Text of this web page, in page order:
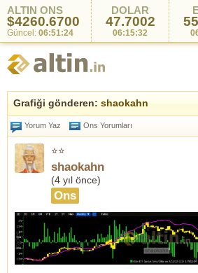
ALTIN ONS
$4260.6700
Güncel: 06:51:24
DOLAR
47.7002
06:15:32
Grafiği gönderen: shaokahn
Yorum Yaz Ons Yorumları
⭐⭐
shaokahn
(4 yıl önce)
Ons